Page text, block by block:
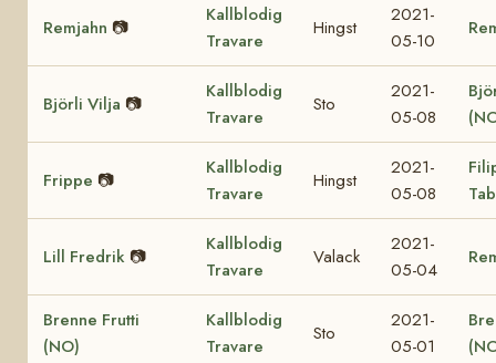
Remjahn 📷
Kallblodig
Travare
Hingst
2021-
05-10
Björli Vilja 📷
Kallblodig
Travare
Sto
2021-
05-08
Frippe 📷
Kallblodig
Travare
Hingst
2021-
05-08
Lill Fredrik 📷
Kallblodig
Travare
Valack
2021-
05-04
Brenne Frutti
(NO)
Kallblodig
Travare
Sto
2021-
05-01